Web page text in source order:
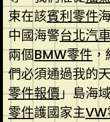
束在該賓利零件
中國海警台北汽
兩個BMW零件，
們必須通過我的
零件報價」島海
零件護國家主